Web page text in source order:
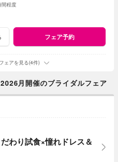
間程度
フェア予約
ェアを見る(4件)
月開催のブライダルフェア
わり試食×憧れドレス＆